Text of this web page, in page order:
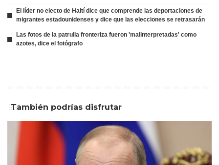
El líder no electo de Haití dice que comprende las deportaciones de
migrantes estadounidenses y dice que las elecciones se retrasarán
Las fotos de la patrulla fronteriza fueron 'malinterpretadas' como
azotes, dice el fotógrafo
También podrías disfrutar